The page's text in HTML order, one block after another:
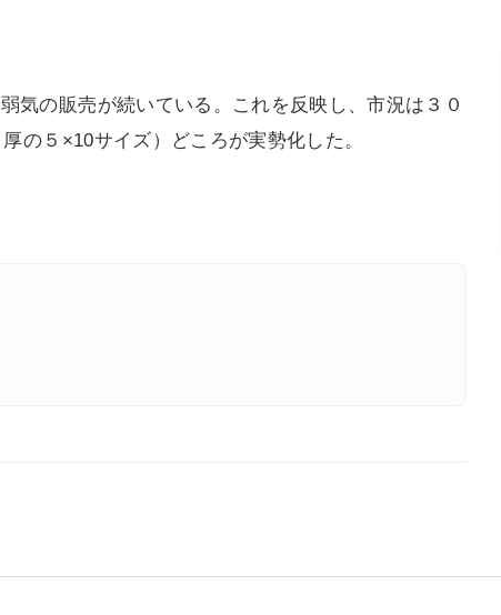
の販売が続いている。これを反映し、市況は３０
の５×10サイズ）どころが実勢化した。